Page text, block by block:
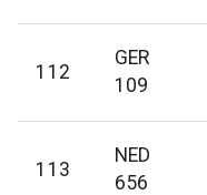
112
GER
109
113
NED
656